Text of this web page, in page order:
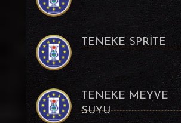
TENEKE SPRİTE
TENEKE MEYVE
SUYU